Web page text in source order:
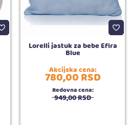
Lorelli jastuk za bebe Efira
Blue
Akcijska cena:
780,00RSD
Redovna cena:
949,00RSD